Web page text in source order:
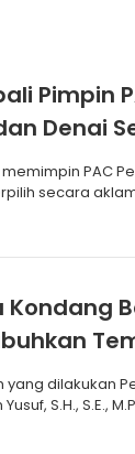
Pimpin
Denai
PAC
secara
dilakukan
S.H., S.E.,